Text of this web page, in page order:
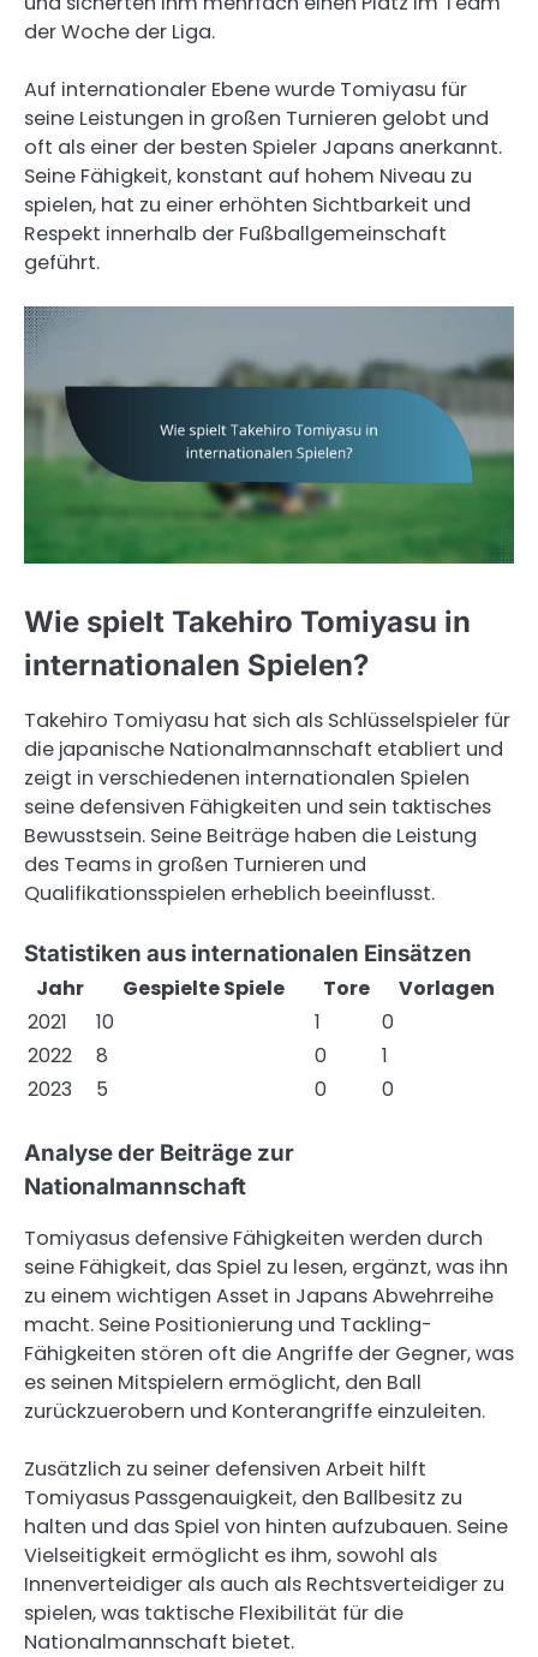
der Woche der Liga.
Auf internationaler Ebene wurde Tomiyasu für
seine Leistungen in großen Turnieren gelobt und
oft als einer der besten Spieler Japans anerkannt.
Seine Fähigkeit, konstant auf hohem Niveau zu
spielen, hat zu einer erhöhten Sichtbarkeit und
Respekt innerhalb der Fußballgemeinschaft
geführt.
Wie spielt Takehiro Tomiyasu in
internationalen Spielen?
Takehiro Tomiyasu hat sich als Schlüsselspieler für
die japanische Nationalmannschaft etabliert und
zeigt in verschiedenen internationalen Spielen
seine defensiven Fähigkeiten und sein taktisches
Bewusstsein. Seine Beiträge haben die Leistung
des Teams in großen Turnieren und
Qualifikationsspielen erheblich beeinflusst.
Statistiken aus internationalen Einsätzen
Jahr
Gespielte Spiele Tore
Vorlagen
2021
10 1
0
2022
8 0
1
2023
5 0 0
Analyse der Beiträge zur
Nationalmannschaft
Tomiyasus defensive Fähigkeiten werden durch
seine Fähigkeit, das Spiel zu lesen, ergänzt, was ihn
zu einem wichtigen Asset in Japans Abwehrreihe
macht. Seine Positionierung und Tackling-
Fähigkeiten stören oft die Angriffe der Gegner, was
es seinen Mitspielern ermöglicht, den Ball
zurückzuerobern und Konterangriffe einzuleiten.
Zusätzlich zu seiner defensiven Arbeit hilft
Tomiyasus Passgenauigkeit, den Ballbesitz zu
halten und das Spiel von hinten aufzubauen. Seine
Vielseitigkeit ermöglicht es ihm, sowohl als
Innenverteidiger als auch als Rechtsverteidiger zu
spielen, was taktische Flexibilität für die
Nationalmannschaft bietet.